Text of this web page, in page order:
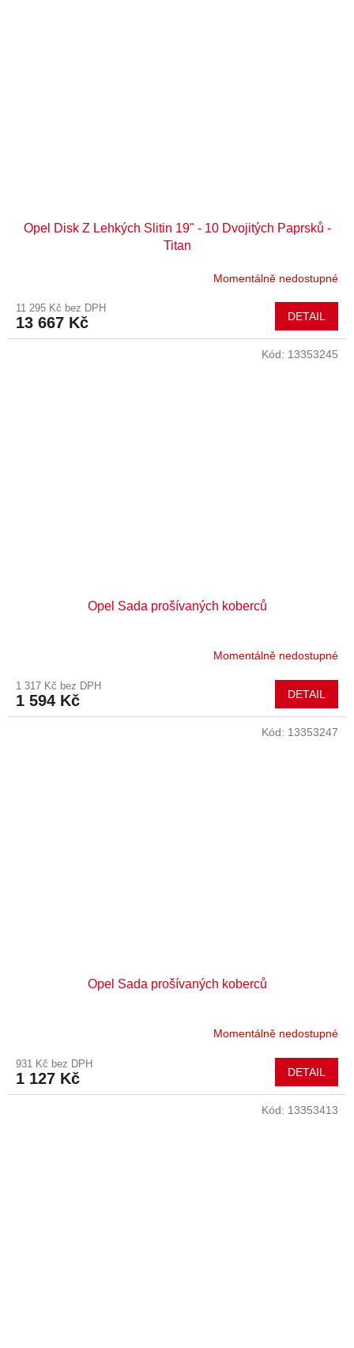
Opel Disk Z Lehkých Slitin 19" - 10 Dvojitých Paprsků -
Titan
Momentálně nedostupné
11 295 Kč bez DPH
13 667 Kč DETAIL
Opel Sada prošívaných koberců
Momentálně nedostupné
1 317 Kč bez DPH
1 594 Kč DETAIL
Kód: 13353245
Opel Sada prošívaných koberců
Momentálně nedostupné
931 Kč bez DPH
1 127 Kč DETAIL
Kód: 13353247
Kód: 13353413